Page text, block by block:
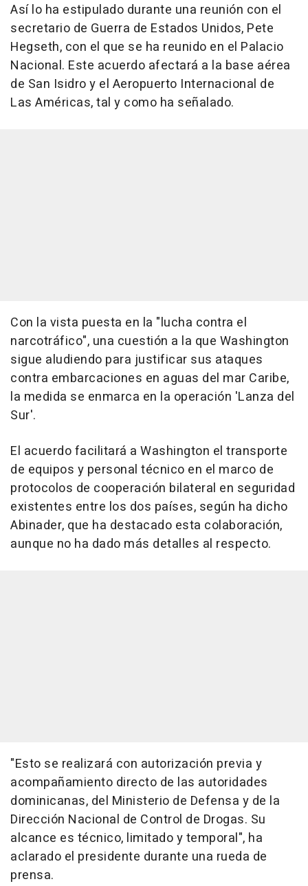
Así lo ha estipulado durante una reunión con el
secretario de Guerra de Estados Unidos, Pete
Hegseth, con el que se ha reunido en el Palacio
Nacional. Este acuerdo afectará a la base aérea
de San Isidro y el Aeropuerto Internacional de
Las Américas, tal y como ha señalado.
Con la vista puesta en la "lucha contra el
narcotráfico", una cuestión a la que Washington
sigue aludiendo para justificar sus ataques
contra embarcaciones en aguas del mar Caribe,
la medida se enmarca en la operación 'Lanza del
Sur'.
El acuerdo facilitará a Washington el transporte
de equipos y personal técnico en el marco de
protocolos de cooperación bilateral en seguridad
existentes entre los dos países, según ha dicho
Abinader, que ha destacado esta colaboración,
aunque no ha dado más detalles al respecto.
"Esto se realizará con autorización previa y
acompañamiento directo de las autoridades
dominicanas, del Ministerio de Defensa y de la
Dirección Nacional de Control de Drogas. Su
alcance es técnico, limitado y temporal", ha
aclarado el presidente durante una rueda de
prensa.